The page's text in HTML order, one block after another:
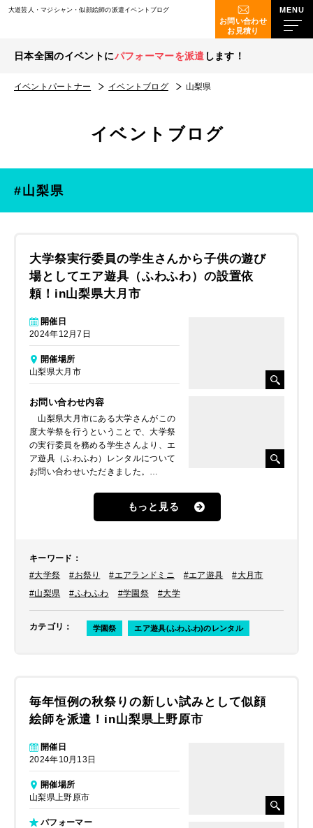
大道芸人・マジシャン・似顔絵師の派遣イベントブログ
お問い合わせ
お見積り
日本全国のイベントにパフォーマーを派遣 します！
イベントパートナー イベントブログ 山梨県
イベントブログ
#山梨県
大学祭実行委員の学生さんから子供の遊び
場としてエア遊具（ふわふわ）の設置依
頼！in山梨県大月市
開催日
2024年12月7日
開催場所
山梨県大月市
お問い合わせ内容
山梨県大月市にある大学さんがこの
度大学祭を行うということで、大学祭
の実行委員を務める学生さんより、エ
ア遊具（ふわふわ）レンタルについて
お問い合わせいただきました。
毎年近隣の住民の方も多く来場される
ような規模で、お子様たちの遊び場と
もっと見る
キーワード ：
#大学祭
#お祭り #エアランドミニ #エア遊具
#大月市
#山梨県
#ふわふわ #学園祭 #大学
カテゴリ ： 学園祭 エア遊具(ふわふわ)のレンタル
毎年恒例の秋祭りの新しい試みとして似顔
絵師を派遣！in山梨県上野原市
開催日
2024年10月13日
開催場所
山梨県上野原市
パフォーマー